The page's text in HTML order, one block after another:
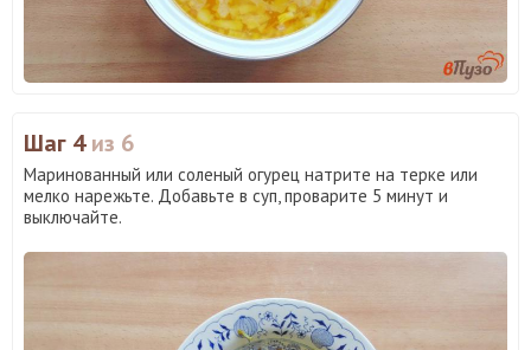
Шаг 4из 6
Маринованный или соленый огурец натрите на терке или
мелко нарежьте. Добавьте в суп, проварите 5 минут и
выключайте.